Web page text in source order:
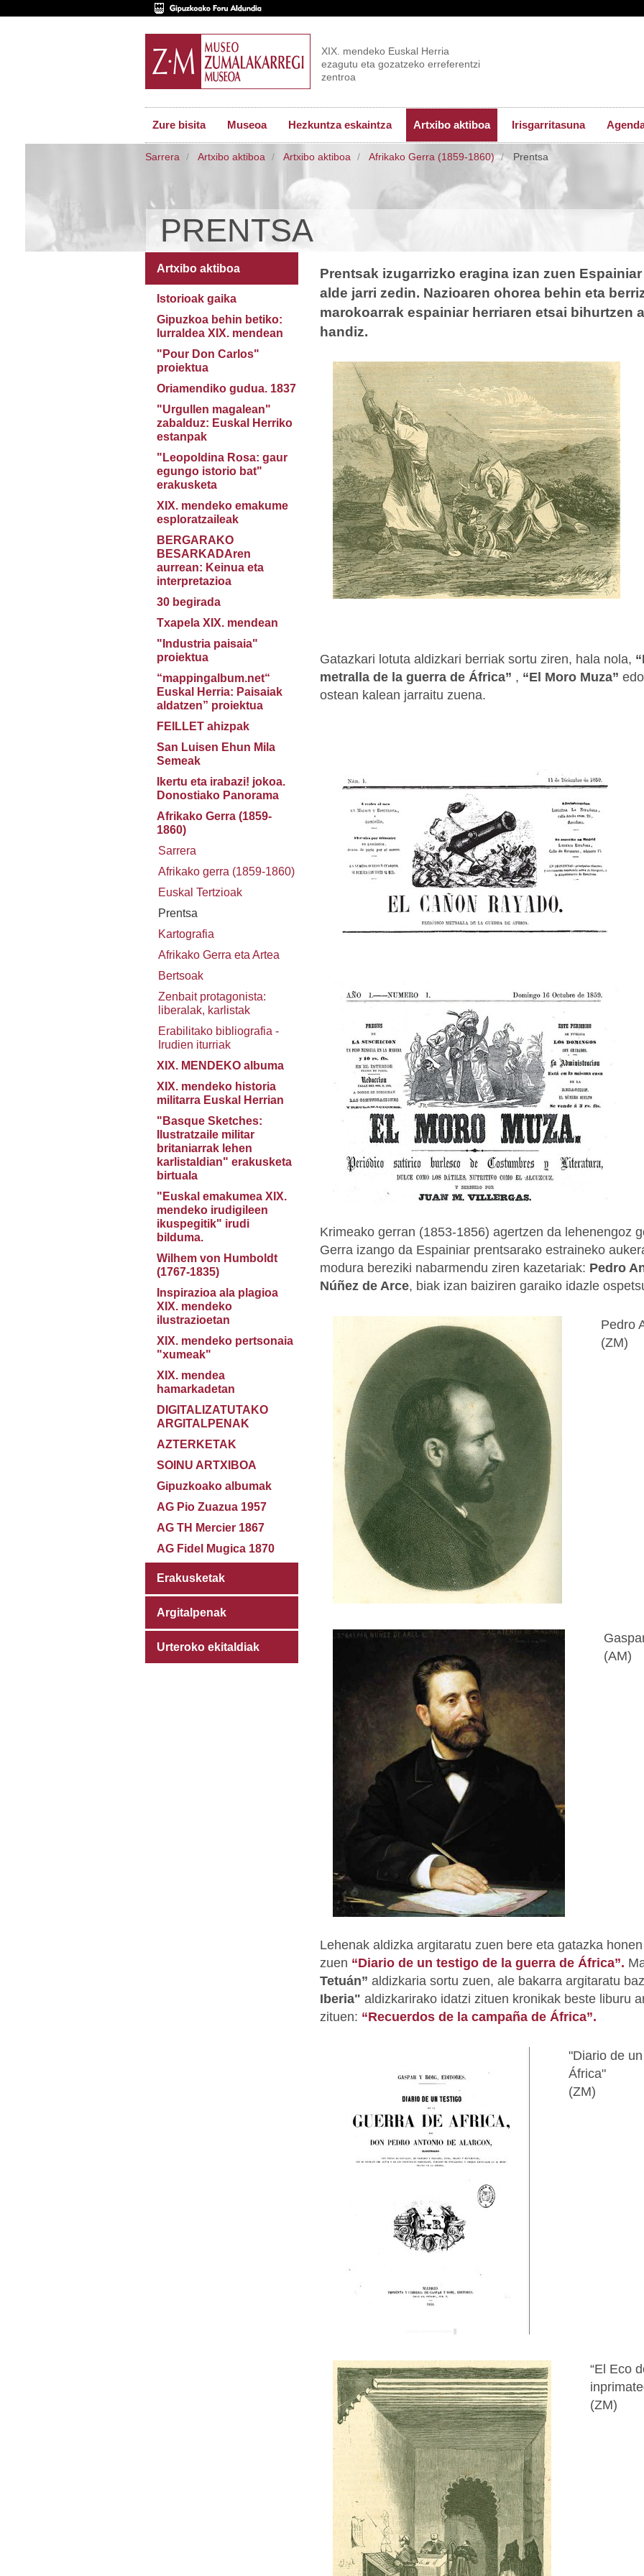
XIX. mendeko Euskal Herria
ezagutu eta gozatzeko erreferentzi
zentroa
Zure bisita Museoa Hezkuntza eskaintza Artxibo aktiboa Irisgarritasuna
Sarrera Artxibo aktiboa Artxibo aktiboa Afrikako Gerra (1859-1860) Prentsa
PRENTSA
Prentsak izugarrizko eragina izan zuen
alde jarri zedin. Nazioaren ohorea behin eta
marokoarrak espainiar herriaren etsai bihurtzen
handiz.
Gatazkari lotuta aldizkari berriak sortu ziren, hala nola,
metralla de la guerra de África” , “El Moro Muza” edo
ostean kalean jarraitu zuena.
Krimeako gerran (1853-1856) agertzen da lehenengoz
Gerra izango da Espainiar prentsarako estraineko
modura bereziki nabarmendu ziren kazetariak: Pedro
Núñez de Arce, biak izan baiziren garaiko idazle
Pedro
(ZM)
(AM)
Lehenak aldizka argitaratu zuen bere eta gatazka
zuen “Diario de un testigo de la guerra de África”.
Tetuán” aldizkaria sortu zuen, ale bakarra argitaratu
Iberia" aldizkarirako idatzi zituen kronikak beste liburu
zituen: “Recuerdos de la campaña de África”.
"Diario de
África"
(ZM)
“El Eco
(ZM)
Artxibo aktiboa
Istorioak gaika
Gipuzkoa behin betiko:
lurraldea XIX. mendean
"Pour Don Carlos"
proiektua
Oriamendiko gudua. 1837
"Urgullen magalean"
zabalduz: Euskal Herriko
estanpak
"Leopoldina Rosa: gaur
egungo istorio bat"
erakusketa
XIX. mendeko emakume
esploratzaileak
BERGARAKO
BESARKADAren
aurrean: Keinua eta
interpretazioa
30 begirada
Txapela XIX. mendean
"Industria paisaia"
proiektua
“mappingalbum.net“
Euskal Herria: Paisaiak
aldatzen” proiektua
FEILLET ahizpak
San Luisen Ehun Mila
Semeak
Ikertu eta irabazi! jokoa.
Donostiako Panorama
Afrikako Gerra (1859-
1860)
Sarrera
Afrikako gerra (1859-1860)
Euskal Tertzioak
Prentsa
Kartografia
Afrikako Gerra eta Artea
Bertsoak
Zenbait protagonista:
liberalak, karlistak
Erabilitako bibliografia -
Irudien iturriak
XIX. MENDEKO albuma
XIX. mendeko historia
militarra Euskal Herrian
"Basque Sketches:
Ilustratzaile militar
britaniarrak lehen
karlistaldian" erakusketa
birtuala
"Euskal emakumea XIX.
mendeko irudigileen
ikuspegitik" irudi
bilduma.
Wilhem von Humboldt
(1767-1835)
Inspirazioa ala plagioa
XIX. mendeko
ilustrazioetan
XIX. mendeko pertsonaia
"xumeak"
XIX. mendea
hamarkadetan
DIGITALIZATUTAKO
ARGITALPENAK
AZTERKETAK
SOINU ARTXIBOA
Gipuzkoako albumak
AG Pio Zuazua 1957
AG TH Mercier 1867
AG Fidel Mugica 1870
Erakusketak
Argitalpenak
Urteroko ekitaldiak